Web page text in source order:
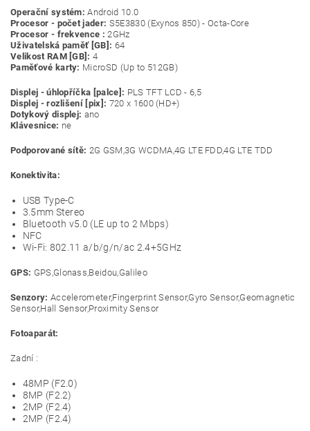
Operační systém: Android 10.0
Procesor - počet jader: S5E3830 (Exynos 850) - Octa-Core
Procesor - frekvence : 2GHz
Uživatelská paměť [GB]: 64
Velikost RAM [GB]: 4
Paměťové karty: MicroSD (Up to 512GB)
Displej - úhlopříčka [palce]: PLS TFT LCD - 6,5
Displej - rozlišení [pix]: 720 x 1600 (HD+)
Dotykový displej: ano
Klávesnice: ne
Podporované sítě: 2G GSM,3G WCDMA,4G LTE FDD,4G LTE TDD
Konektivita:
USB Type-C
3.5mm Stereo
Bluetooth v5.0 (LE up to 2 Mbps)
NFC
Wi-Fi: 802.11 a/b/g/n/ac 2.4+5GHz
GPS: GPS,Glonass,Beidou,Galileo
Senzory: Accelerometer,Fingerprint Sensor,Gyro Sensor,Geomagnetic
Sensor,Hall Sensor,Proximity Sensor
Fotoaparát:
Zadní :
48MP (F2.0)
8MP (F2.2)
2MP (F2.4)
2MP (F2.4)